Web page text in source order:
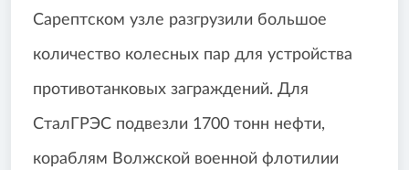
Сарептском узле разгрузили большое
количество колесных пар для устройства
противотанковых заграждений. Для
СталГРЭС подвезли 1700 тонн нефти,
кораблям Волжской военной флотилии